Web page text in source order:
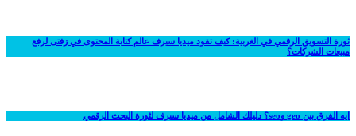
ثورة التسويق الرقمي في الغربية: كيف تقود ميديا سيرف عالم كتابة المحتوى في زفتى لرفع
مبيعات الشركات؟
ايه الفرق بين geo وseo؟ دليلك الشامل من ميديا سيرف لثورة البحث الرقمي